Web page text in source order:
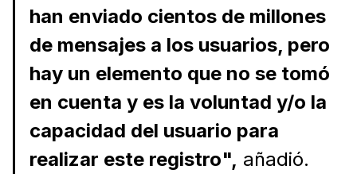
han enviado cientos de millones
de mensajes a los usuarios, pero
hay un elemento que no se tomó
en cuenta y es la voluntad y/o la
capacidad del usuario para
realizar este registro", añadió.